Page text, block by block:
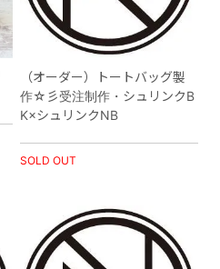
（オーダー）トートバッグ製
作☆彡受注制作・シュリンクB
K×シュリンクNB
SOLD OUT